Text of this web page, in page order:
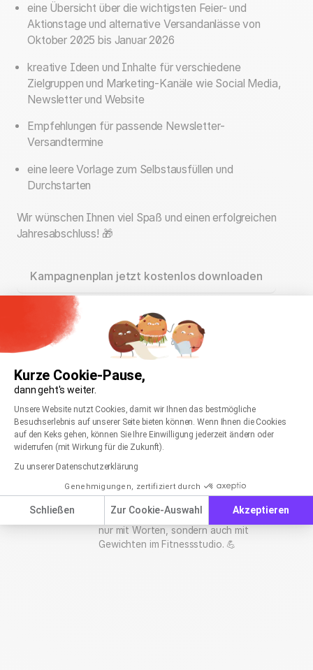
Kurze Cookie-Pause,
dann geht's weiter.
Einwilligungsmanagementplattform: Passen
Unsere Website nutzt Cookies, damit wir Ihnen das bestmögliche
Besuchserlebnis auf unserer Seite bieten können. Wenn Ihnen die Cookies
auf den Keks gehen, können Sie Ihre Einwilligung jederzeit ändern oder
widerrufen (mit Wirkung für die Zukunft).
Zu unserer Datenschutzerklärung
Genehmigungen, zertifiziert durch
Schließen Zur Cookie-Auswahl Akzeptieren
Axeptio consent
eine Übersicht über die wichtigsten Feier- und
Aktionstage und alternative Versandanlässe von
Oktober 2025 bis Januar 2026
kreative Ideen und Inhalte für verschiedene
Zielgruppen und Marketing-Kanäle wie Social Media,
Newsletter und Website
Empfehlungen für passende Newsletter-
Versandtermine
eine leere Vorlage zum Selbstausfüllen und
Durchstarten
Wir wünschen Ihnen viel Spaß und einen erfolgreichen
Jahresabschluss! 🎁
Kampagnenplan jetzt kostenlos downloaden
Hey, ich bin Wiebke! Meine geheime
Superkraft ist Gedankenlesen – ich kann
mich gut in unsere Leser:innen
hineinversetzen und verstehe, welche Infos
sie brauchen. Weil ich neben tollen Büchern
auch Sprache an sich spannend finde, bin
ich Content Managerin geworden und
meiner Freizeit hantiere ich übrigens nicht
nur mit Worten, sondern auch mit
Gewichten im Fitnessstudio. 💪